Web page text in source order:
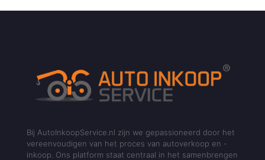
Bij AutoInkoopService.nl zijn we gepassioneerd door het
vereenvoudigen van het proces van autoverkoop en -
inkoop. Ons platform staat centraal in het samenbrengen